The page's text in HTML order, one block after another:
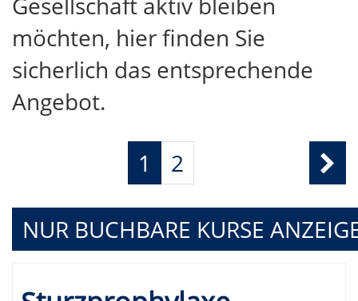
möchten, hier finden Sie
sicherlich das entsprechende
Angebot.
von
2
Seiten
blättern
1 2
NUR BUCHBARE KURSE